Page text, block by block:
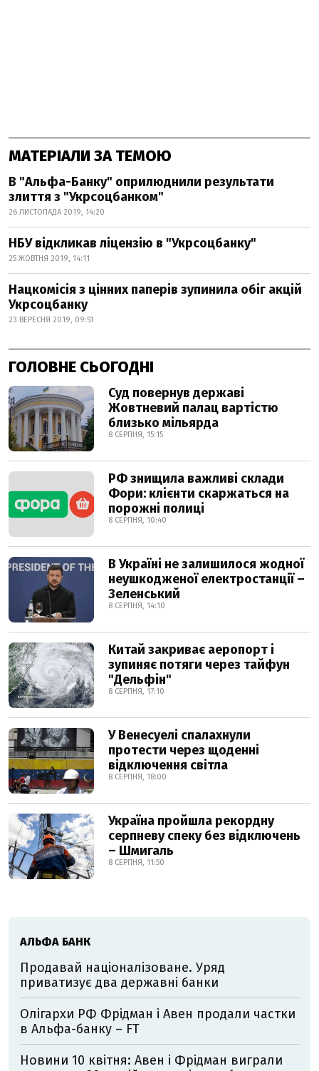
МАТЕРІАЛИ ЗА ТЕМОЮ
В "Альфа-Банку" оприлюднили результати
злиття з "Укрсоцбанком"
26 ЛИСТОПАДА 2019, 14:20
НБУ відкликав ліцензію в "Укрсоцбанку"
25 ЖОВТНЯ 2019, 14:11
Нацкомісія з цінних паперів зупинила обіг акцій
Укрсоцбанку
23 ВЕРЕСНЯ 2019, 09:51
ГОЛОВНЕ СЬОГОДНІ
Суд повернув державі
Жовтневий палац вартістю
близько мільярда
8 СЕРПНЯ, 15:15
РФ знищила важливі склади
Фори: клієнти скаржаться на
порожні полиці
8 СЕРПНЯ, 10:40
В Україні не залишилося жодної
неушкодженої електростанції –
Зеленський
8 СЕРПНЯ, 14:10
Китай закриває аеропорт і
зупиняє потяги через тайфун
"Дельфін"
8 СЕРПНЯ, 17:10
У Венесуелі спалахнули
протести через щоденні
відключення світла
8 СЕРПНЯ, 18:00
Україна пройшла рекордну
серпневу спеку без відключень
– Шмигаль
8 СЕРПНЯ, 11:50
АЛЬФА БАНК
Продавай націоналізоване. Уряд
приватизує два державні банки
Олігархи РФ Фрідман і Авен продали частки
в Альфа-банку – FT
Новини 10 квітня: Авен і Фрідман виграли